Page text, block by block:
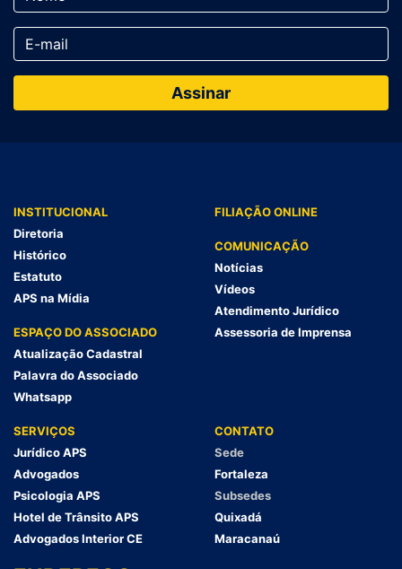
INSTITUCIONAL
Diretoria
Histórico
Estatuto
APS na Mídia
ESPAÇO DO ASSOCIADO
Atualização Cadastral
Palavra do Associado
Whatsapp
FILIAÇÃO ONLINE
COMUNICAÇÃO
Notícias
Vídeos
Atendimento Jurídico
Assessoria de Imprensa
SERVIÇOS
Jurídico APS
Advogados
Psicologia APS
Hotel de Trânsito APS
Advogados Interior CE
CONTATO
Sede
Fortaleza
Subsedes
Quixadá
Maracanaú